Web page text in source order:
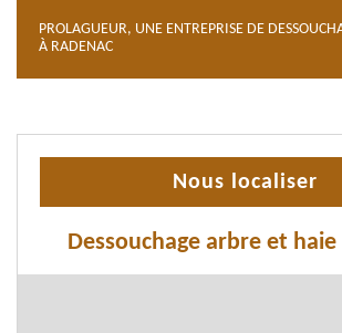
PROLAGUEUR, UNE ENTREPRISE DE
À RADENAC
Nous localiser
Dessouchage arbre et haie